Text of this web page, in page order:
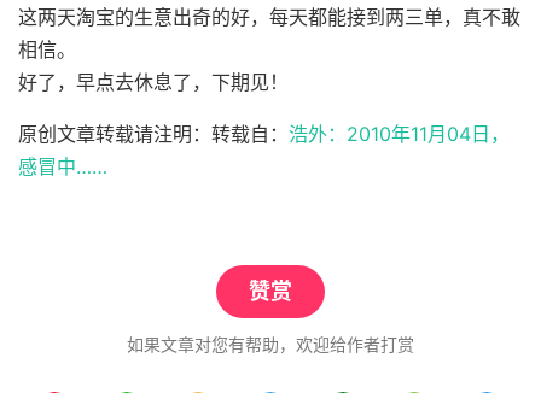
这两天淘宝的生意出奇的好，每天都能接到两三单，真不敢
相信。
好了，早点去休息了，下期见！
原创文章转载请注明：转载自： 浩外：2010年11月04日，
感冒中……
赞赏
如果文章对您有帮助，欢迎给作者打赏